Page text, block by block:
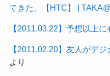
てきた。【HTC】 |
【2011.03.22】予想以上に
【2011.02.20】友人がデジ
より